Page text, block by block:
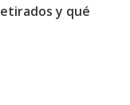
y qué